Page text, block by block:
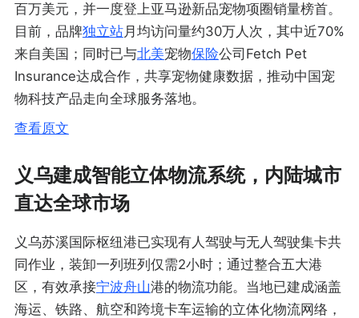
百万美元，并一度登上亚马逊新品宠物项圈销量榜首。
目前，品牌独立站月均访问量约30万人次，其中近70%
来自美国；同时已与北美宠物保险公司Fetch Pet
Insurance达成合作，共享宠物健康数据，推动中国宠
物科技产品走向全球服务落地。
查看原文
义乌建成智能立体物流系统，内陆城市
直达全球市场
义乌苏溪国际枢纽港已实现有人驾驶与无人驾驶集卡共
同作业，装卸一列班列仅需2小时；通过整合五大港
区，有效承接宁波舟山港的物流功能。当地已建成涵盖
海运、铁路、航空和跨境卡车运输的立体化物流网络，